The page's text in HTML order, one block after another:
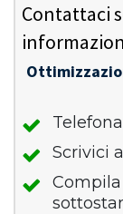
Contattaci
Scrivici a